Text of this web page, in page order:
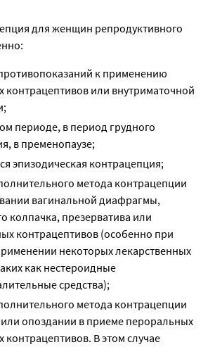
для женщин репродуктивного
к применению
контрацептивов или внутриматочной
периоде, в период грудного
в пременопаузе;
эпизодическая контрацепция;
метода контрацепции
вагинальной диафрагмы,
колпачка, презерватива или
контрацептивов (особенно при
некоторых лекарственных
как нестероидные
средства);
метода контрацепции
опоздании в приеме пероральных
контрацептивов. В этом случае